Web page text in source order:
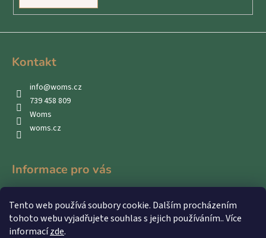
Tento web používá soubory cookie. Dalším procházením
tohoto webu vyjadřujete souhlas s jejich používáním.. Více
informacízde.
Kontakt
info@woms.cz
739 458 809
Woms
woms.cz
Informace pro vás
Obchodní podmínky
Podmínky ochrany osobních údajů